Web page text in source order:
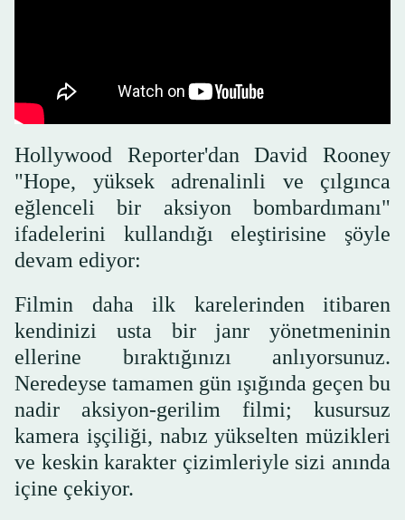
Hollywood Reporter'dan David Rooney
"Hope, yüksek adrenalinli ve çılgınca
eğlenceli bir aksiyon bombardımanı"
ifadelerini kullandığı eleştirisine şöyle
devam ediyor:
Filmin daha ilk karelerinden itibaren
kendinizi usta bir janr yönetmeninin
ellerine bıraktığınızı anlıyorsunuz.
Neredeyse tamamen gün ışığında geçen bu
nadir aksiyon-gerilim filmi; kusursuz
kamera işçiliği, nabız yükselten müzikleri
ve keskin karakter çizimleriyle sizi anında
içine çekiyor.